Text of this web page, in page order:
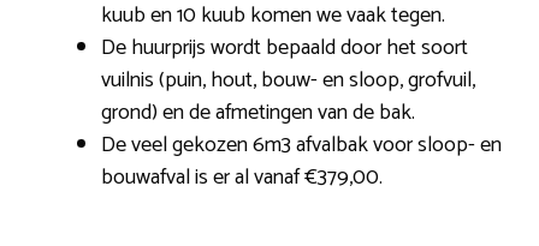
kuub en 10 kuub komen we vaak tegen.
De huurprijs wordt bepaald door het soort
vuilnis (puin, hout, bouw- en sloop, grofvuil,
grond) en de afmetingen van de bak.
De veel gekozen 6m3 afvalbak voor sloop- en
bouwafval is er al vanaf €379,00.